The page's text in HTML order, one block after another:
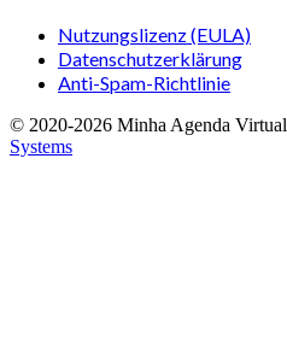
Nutzungslizenz (EULA)
Datenschutzerklärung
Anti-Spam-Richtlinie
© 2020-2026 Minha Agenda Virtual
Systems